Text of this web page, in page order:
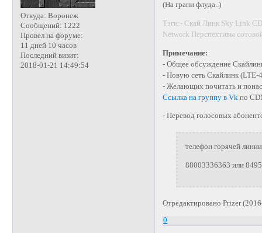
Откуда: Воронеж
Сообщений: 1222
Провел на форуме:
11 дней 10 часов
Последний визит:
2018-01-21 14:49:54
(На грани флуда..)
Тэги:- Скай Линк Sky Link
Network Перспективы
Примечание:
- Общее обсуждение
- Новую сеть Скайлинк
- Желающих почитать и
Ссылка на группу в Vk по
- Перевод голосовых
телефон горячей
88003336363 или
Отредактировано Prizer
0